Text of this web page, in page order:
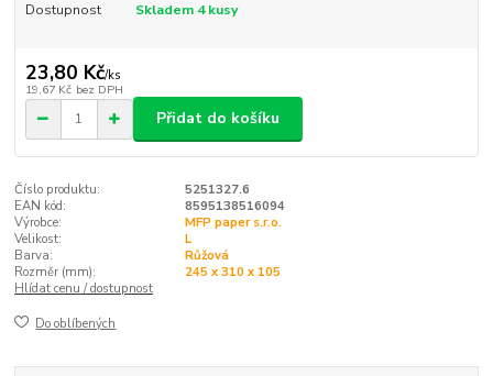
Dostupnost Skladem 4 kusy
23,80 Kč/ks
19,67 Kč bez DPH
Přidat do košíku
Číslo produktu:
5251327.6
EAN kód:
8595138516094
Výrobce:
MFP paper s.r.o.
Velikost:
L
Barva:
Růžová
Rozměr (mm):
245 x 310 x 105
Hlídat cenu / dostupnost
Do oblíbených